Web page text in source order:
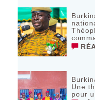
Une
pour